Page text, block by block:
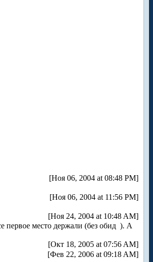
[Ноя 06, 2004 at 08:48 PM]
[Ноя 06, 2004 at 11:56 PM]
[Ноя 24, 2004 at 10:48 AM]
первое место держали (без обид ). А
[Окт 18, 2005 at 07:56 AM]
[Фев 22, 2006 at 09:18 AM]